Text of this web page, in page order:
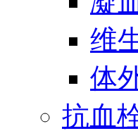
维
体
抗血